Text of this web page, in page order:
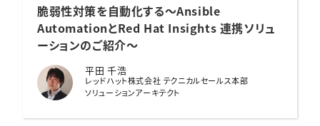
脆弱性対策を自動化する〜Ansible
AutomationとRed Hat Insights 連携ソリュ
ーションのご紹介〜
平田 千浩
レッドハット株式会社 テクニカルセールス本部
ソリューションアーキテクト